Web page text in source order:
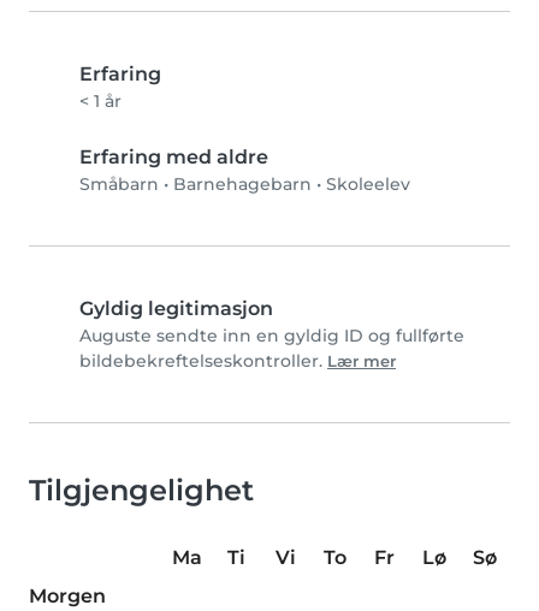
Erfaring
< 1 år
Erfaring med aldre
Småbarn • Barnehagebarn • Skoleelev
Gyldig legitimasjon
Auguste sendte inn en gyldig ID og fullførte
bildebekreftelseskontroller. Lær mer
Tilgjengelighet
Ma Ti Vi To Fr Lø
Sø
Morgen